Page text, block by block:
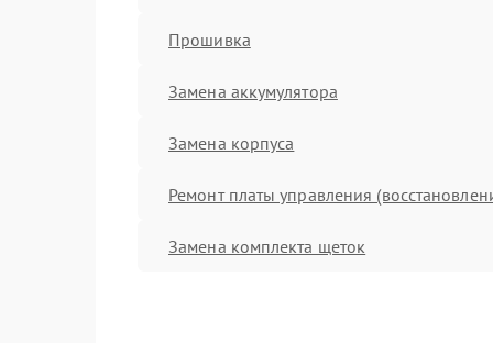
Прошивка
Замена аккумулятора
Замена корпуса
Ремонт платы управления
Замена комплекта щеток